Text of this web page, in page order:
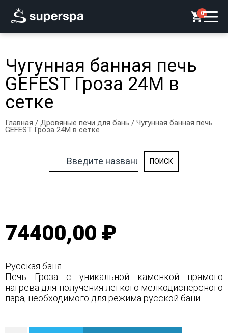
0
Чугунная банная печь
GEFEST Гроза 24М в
сетке
Главная / Дровяные печи для бань / Чугунная банная печь
GEFEST Гроза 24М в сетке
74400,00 ₽
Русская баня
Печь Гроза с уникальной каменкой прямого
нагрева для получения легкого мелкодисперсного
пара, необходимого для режима русской бани.